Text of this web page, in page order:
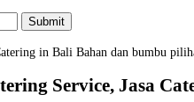
Submit
in Bali Bahan dan bumbu
Service, Jasa